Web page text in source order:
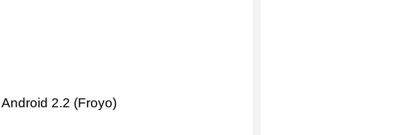
Android 2.2 (Froyo)